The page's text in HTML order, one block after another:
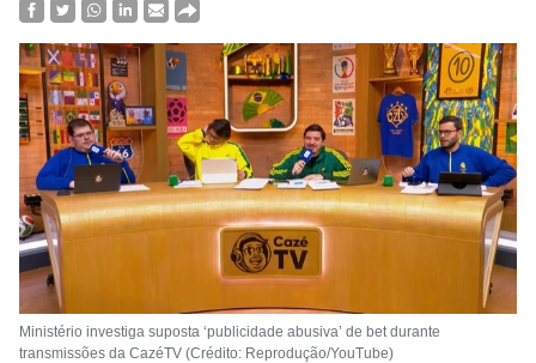
Ministério investiga suposta ‘publicidade abusiva’ de bet durante
transmissões da CazéTV (Crédito: Reprodução/YouTube)